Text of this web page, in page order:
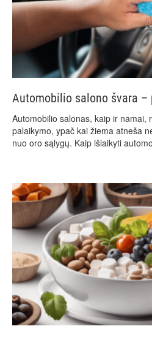
Automobilio salono švara
Automobilio salonas, kaip ir namai,
palaikymo, ypač kai žiema atneša
nuo oro sąlygų. Kaip išlaikyti